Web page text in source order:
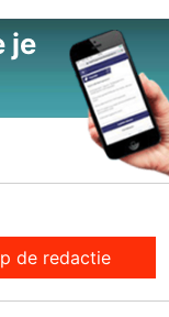
je
de redactie